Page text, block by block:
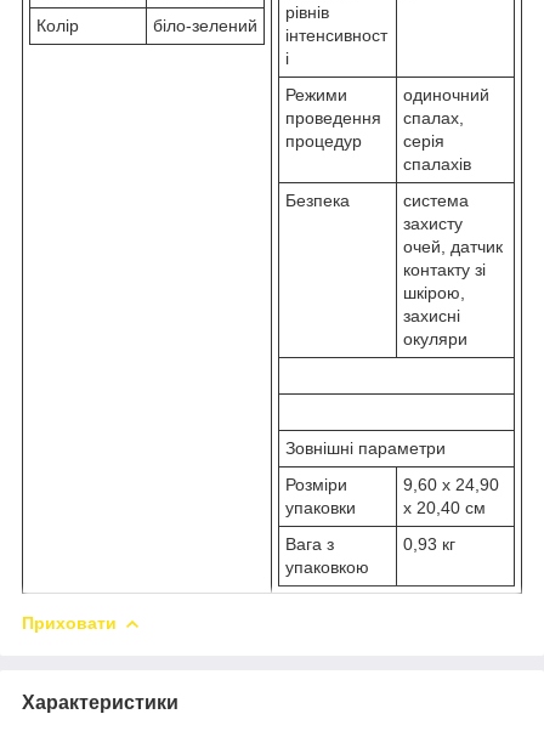
Колір
біло-зелений
рівнів
інтенсивност
і
Режими
проведення
процедур
одиночний
спалах,
серія
спалахів
Безпека
система
захисту
очей, датчик
контакту зі
шкірою,
захисні
окуляри
Зовнішні параметри
Розміри
упаковки
9,60 x 24,90
x 20,40 см
Вага з
упаковкою
0,93 кг
Приховати
Характеристики